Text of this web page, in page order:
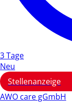
3 Tage
Neu
Stellenanzeige
AWO care gGmbH